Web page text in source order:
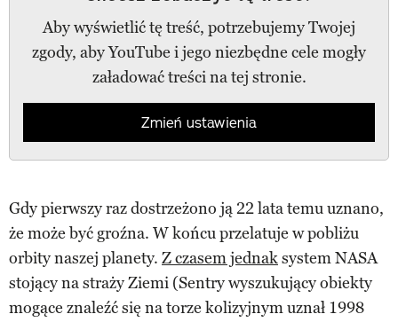
Aby wyświetlić tę treść, potrzebujemy Twojej
zgody, aby YouTube i jego niezbędne cele mogły
załadować treści na tej stronie.
Zmień ustawienia
Gdy pierwszy raz dostrzeżono ją 22 lata temu uznano,
że może być groźna. W końcu przelatuje w pobliżu
orbity naszej planety. Z czasem jednaksystem NASA
stojący na straży Ziemi (Sentry wyszukujący obiekty
mogące znaleźć się na torze kolizyjnym uznał 1998